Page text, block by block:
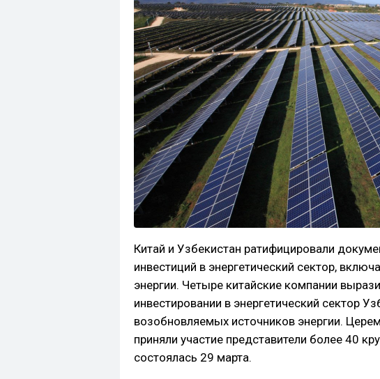
Китай и Узбекистан ратифицировали
инвестиций в энергетический сектор,
энергии. Четыре китайские компании
инвестировании в энергетический сектор
возобновляемых источников энергии.
приняли участие представители более 40
состоялась 29 марта.